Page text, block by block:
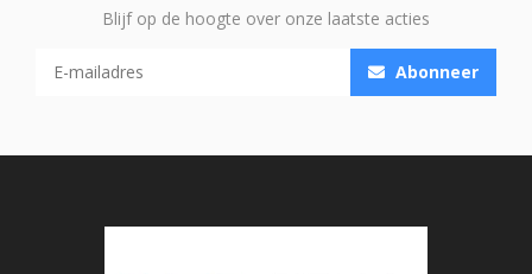
Blijf op de hoogte over onze laatste acties
Abonneer